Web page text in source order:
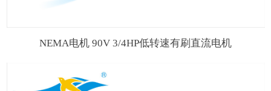
NEMA电机 90V 3/4HP低转速有刷直流电机